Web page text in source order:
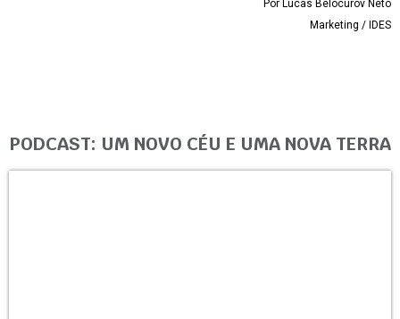
Por Lucas Belocurov Neto
Marketing / IDES
PODCAST: UM NOVO CÉU E UMA NOVA TERRA